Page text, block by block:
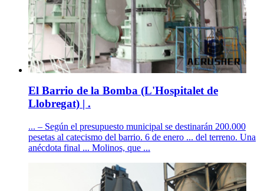
El Barrio de la Bomba (L'Hospitalet de
Llobregat) | .
... – Según el presupuesto municipal se destinarán 200.000
pesetas al catecismo del barrio. 6 de enero ... del terreno. Una
anécdota final ... Molinos, que ...